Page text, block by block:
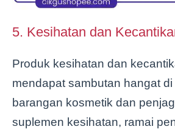
5. Kesihatan dan
Produk kesihatan dan
mendapat sambutan hangat di
barangan kosmetik dan
suplemen kesihatan, ramai